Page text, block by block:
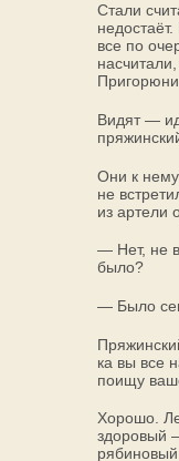
Стали
все по
Видят —
Они к
не
из артели
— Нет, не
было?
— Было
ка вы все
поищу
Хорошо.
здоровый